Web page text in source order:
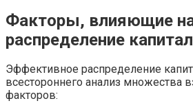
Факторы, влияющие
распределение
Эффективное распределение
всестороннего анализ множества
факторов: